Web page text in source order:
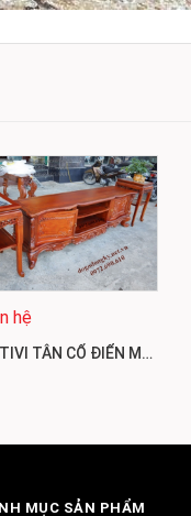
hệ
KỆ TIVI TÂN CỔ ĐIỂN MẪU ĐẸP CHO PHÒNG KHÁCH VIP KTV121
MỤC SẢN PHẨM